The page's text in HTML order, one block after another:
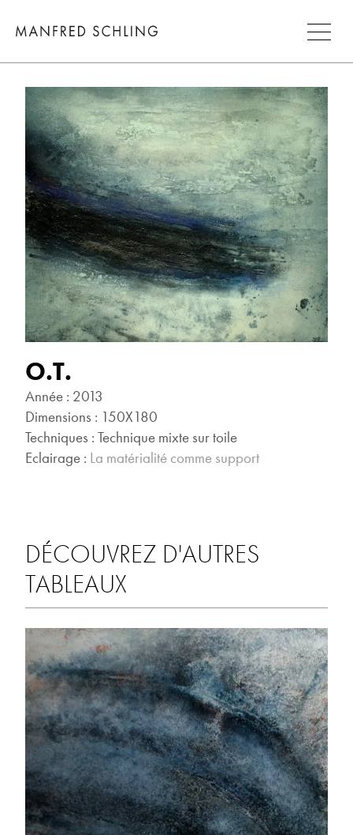
O.T.
Année : 2013
Dimensions : 150X180
Techniques : Technique mixte sur toile
Eclairage : La matérialité comme support
DÉCOUVREZ D'AUTRES
TABLEAUX